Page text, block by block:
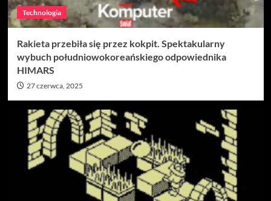
Technologia
Rakieta przebiła się przez kokpit. Spektakularny
wybuch południowokoreańskiego odpowiednika
HIMARS
27 czerwca, 2025